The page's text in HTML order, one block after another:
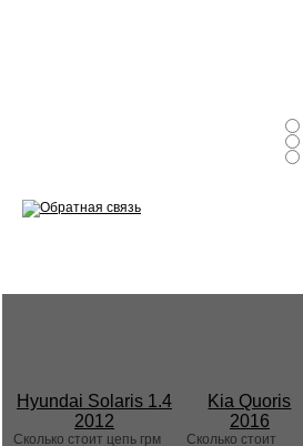
Hyundai Solaris 1.4
2012
Сколько стоит цепь грм
Kia Quoris
2016
Сколько стоит